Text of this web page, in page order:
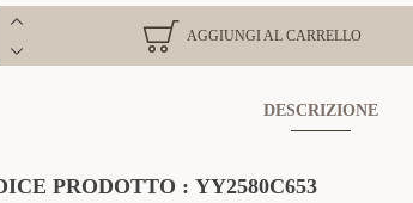
AGGIUNGI AL CARRELLO
DESCRIZIONE
PRODOTTO : YY2580C653